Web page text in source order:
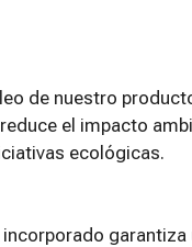
de nuestro
el impacto
ecológicas.